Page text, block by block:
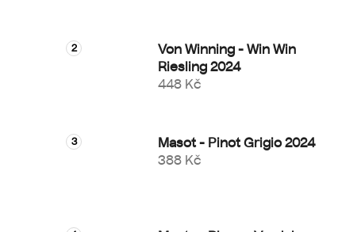
Von Winning - Win Win
Riesling 2024
448 Kč
Masot - Pinot Grigio 2024
388 Kč